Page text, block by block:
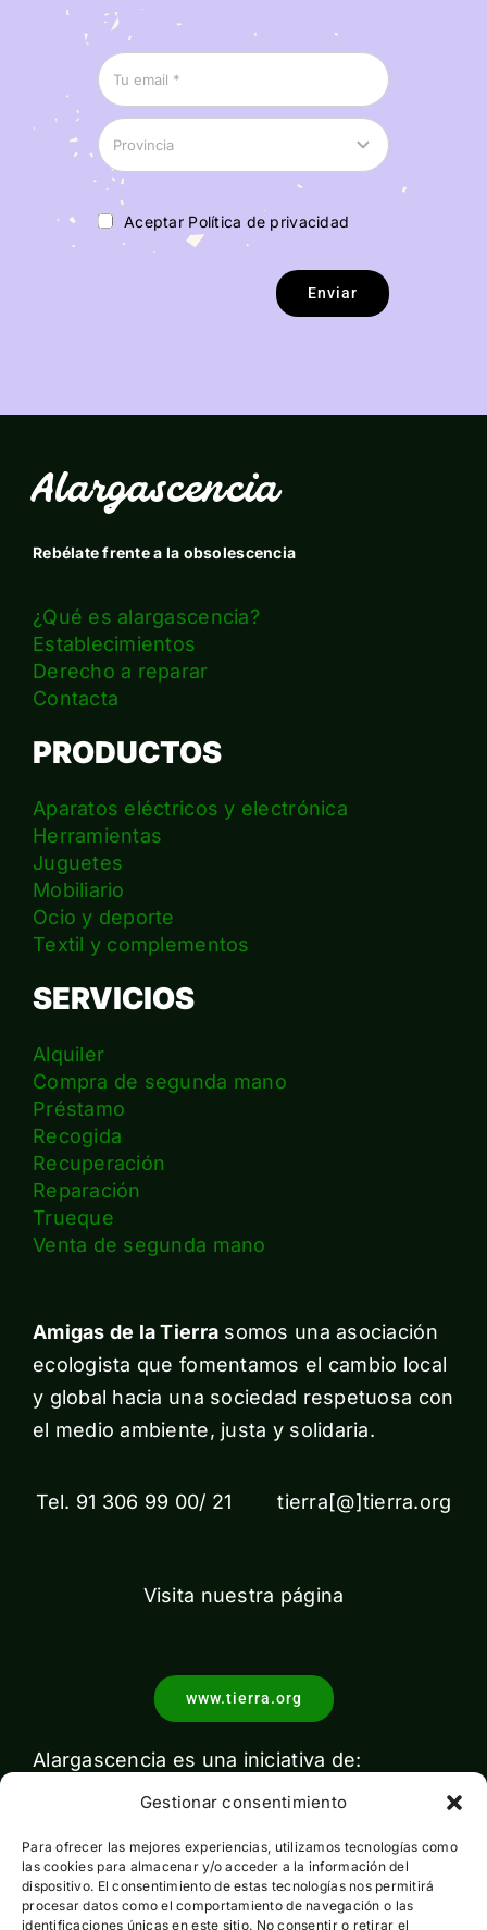
Gestionar consentimiento
Para ofrecer las mejores experiencias, utilizamos tecnologías como
las cookies para almacenar y/o acceder a la información del
dispositivo. El consentimiento de estas tecnologías nos permitirá
procesar datos como el comportamiento de navegación o las
identificaciones únicas en este sitio. No consentir o retirar el
Aceptar Política de privacidad
Enviar
Alargascencia
Rebélate frente a la obsolescencia
¿Qué es alargascencia?
Establecimientos
Derecho a reparar
Contacta
PRODUCTOS
Aparatos eléctricos y electrónica
Herramientas
Juguetes
Mobiliario
Ocio y deporte
Textil y complementos
SERVICIOS
Alquiler
Compra de segunda mano
Préstamo
Recogida
Recuperación
Reparación
Trueque
Venta de segunda mano
Amigas de la Tierra somos una asociación
ecologista que fomentamos el cambio local
y global hacia una sociedad respetuosa con
el medio ambiente, justa y solidaria.
Tel. 91 306 99 00/ 21 tierra[@]tierra.org
Visita nuestra página
www.tierra.org
Alargascencia es una iniciativa de: